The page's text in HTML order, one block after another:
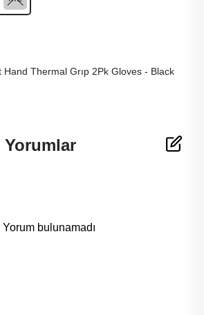
Thermal Grıp 2Pk Gloves - Black
Yorumlar
Yorum bulunamadı